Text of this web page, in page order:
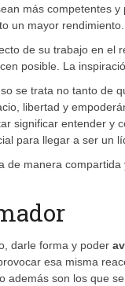
más competentes
un mayor rendimiento.
de su trabajo en el
posible. La
se trata no tanto de
libertad y
significar entender y
para llegar a ser un
de manera
darle forma y poder
esa misma
además son los que